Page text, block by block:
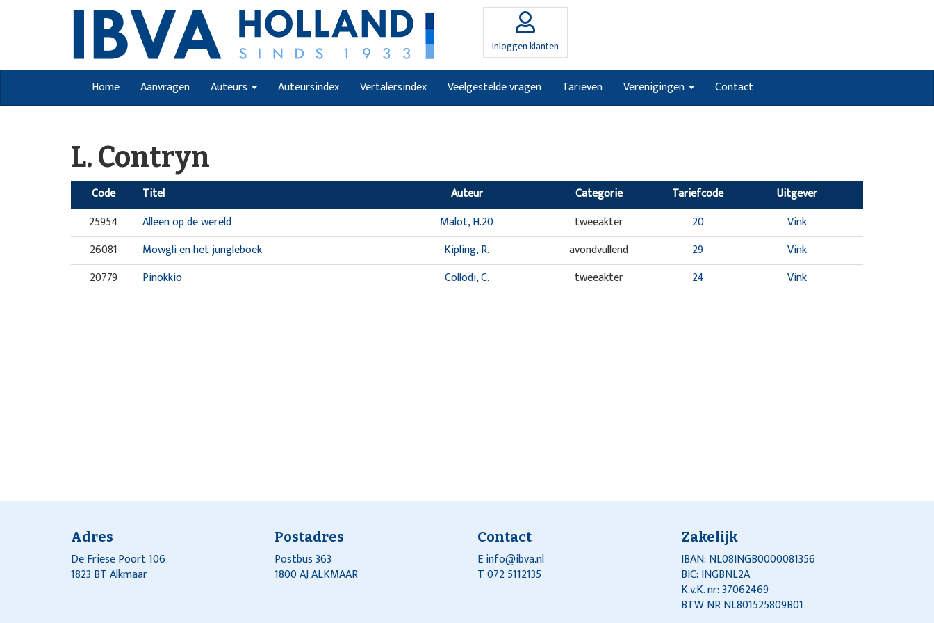
Inloggen klanten
Home Aanvragen Auteurs Auteursindex Vertalersindex Veelgestelde vragen Tarieven Verenigingen Contact
L. Contryn
Code Titel Auteur Categorie Tariefcode
Uitgever
25954
Alleen op de wereld Malot, H.20 tweeakter 20
Vink
26081
Mowgli en het jungleboek Kipling, R. avondvullend 29
Vink
20779
Pinokkio Collodi, C. tweeakter 24 Vink
Adres
De Friese Poort 106
1823 BT Alkmaar
Postadres
Postbus 363
1800 AJ ALKMAAR
Contact
Einfo@ibva.nl
T 072 5112135
Zakelijk
IBAN: NL08INGB0000081356
BIC: INGBNL2A
K.v.K. nr: 37062469
BTW NR NL801525809B01